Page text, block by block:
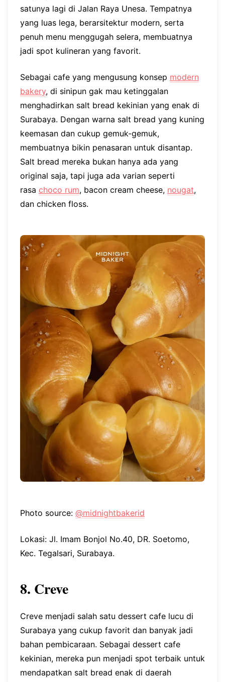
satunya lagi di Jalan Raya Unesa. Tempatnya
yang luas lega, berarsitektur modern, serta
penuh menu menggugah selera, membuatnya
jadi spot kulineran yang favorit.
Sebagai cafe yang mengusung konsep modern
bakery, di sinipun gak mau ketinggalan
menghadirkan salt bread kekinian yang enak di
Surabaya. Dengan warna salt bread yang kuning
keemasan dan cukup gemuk-gemuk,
membuatnya bikin penasaran untuk disantap.
Salt bread mereka bukan hanya ada yang
original saja, tapi juga ada varian seperti
rasa choco rum, bacon cream cheese, nougat,
dan chicken floss.
Photo source: @midnightbakerid
Lokasi: Jl. Imam Bonjol No.40, DR. Soetomo,
Kec. Tegalsari, Surabaya.
8. Creve
Creve menjadi salah satu dessert cafe lucu di
Surabaya yang cukup favorit dan banyak jadi
bahan pembicaraan. Sebagai dessert cafe
kekinian, mereka pun menjadi spot terbaik untuk
mendapatkan salt bread enak di daerah